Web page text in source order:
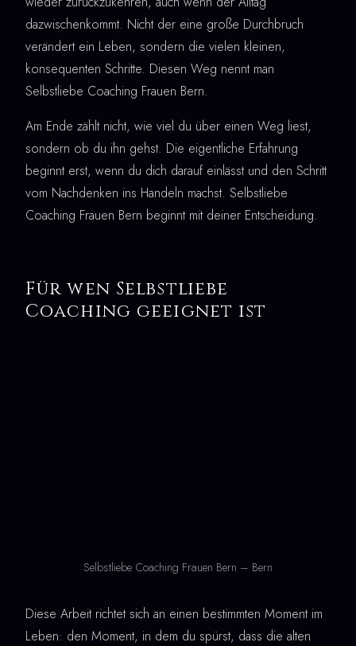
dazwischenkommt. Nicht der eine große Durchbruch
verändert ein Leben, sondern die vielen kleinen,
konsequenten Schritte. Diesen Weg nennt man
Selbstliebe Coaching Frauen Bern.
Am Ende zählt nicht, wie viel du über einen Weg liest,
sondern ob du ihn gehst. Die eigentliche Erfahrung
beginnt erst, wenn du dich darauf einlässt und den Schritt
vom Nachdenken ins Handeln machst. Selbstliebe
Coaching Frauen Bern beginnt mit deiner Entscheidung.
Für wen Selbstliebe
Coaching geeignet ist
Selbstliebe Coaching Frauen Bern – Bern
Diese Arbeit richtet sich an einen bestimmten Moment im
Leben: den Moment, in dem du spürst, dass die alten